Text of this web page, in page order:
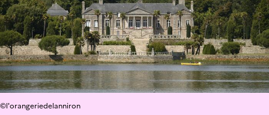
©l'orangeriedelanniron